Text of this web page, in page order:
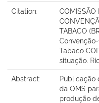
Citation:
COMISSÃO
TABACO
Tabaco
situação.
Abstract:
Publicação
da OMS
produção